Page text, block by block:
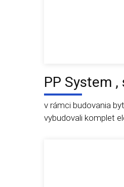
PP System
v rámci budovania
vybudovali komplet